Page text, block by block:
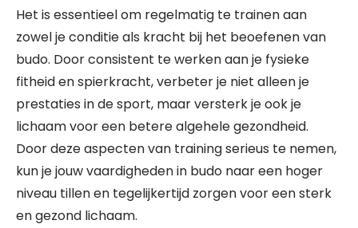
Het is essentieel om regelmatig te trainen aan
zowel je conditie als kracht bij het beoefenen van
budo. Door consistent te werken aan je fysieke
fitheid en spierkracht, verbeter je niet alleen je
prestaties in de sport, maar versterk je ook je
lichaam voor een betere algehele gezondheid.
Door deze aspecten van training serieus te nemen,
kun je jouw vaardigheden in budo naar een hoger
niveau tillen en tegelijkertijd zorgen voor een sterk
en gezond lichaam.